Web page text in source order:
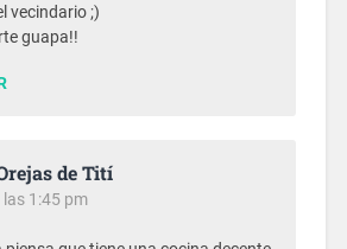
vecindario ;)
guapa!!
de Tití
1:45 pm